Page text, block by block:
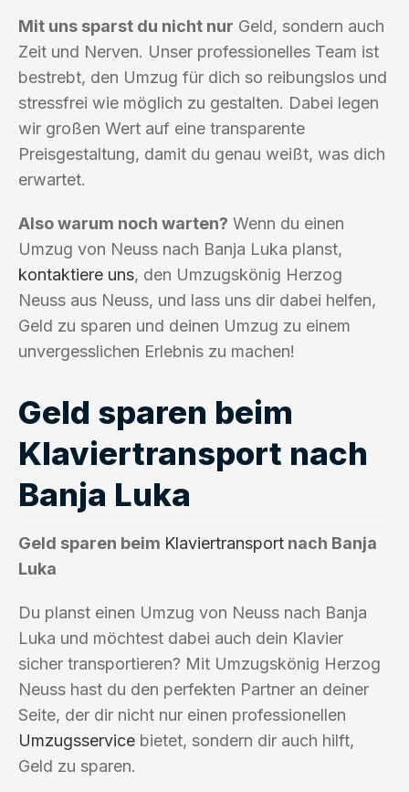
Mit uns sparst du nicht nur Geld, sondern auch
Zeit und Nerven. Unser professionelles Team ist
bestrebt, den Umzug für dich so reibungslos und
stressfrei wie möglich zu gestalten. Dabei legen
wir großen Wert auf eine transparente
Preisgestaltung, damit du genau weißt, was dich
erwartet.
Also warum noch warten? Wenn du einen
Umzug von Neuss nach Banja Luka planst,
kontaktiere uns, den Umzugskönig Herzog
Neuss aus Neuss, und lass uns dir dabei helfen,
Geld zu sparen und deinen Umzug zu einem
unvergesslichen Erlebnis zu machen!
Geld sparen beim
Klaviertransport nach
Banja Luka
Geld sparen beim Klaviertransport nach Banja
Luka
Du planst einen Umzug von Neuss nach Banja
Luka und möchtest dabei auch dein Klavier
sicher transportieren? Mit Umzugskönig Herzog
Neuss hast du den perfekten Partner an deiner
Seite, der dir nicht nur einen professionellen
Umzugsservice bietet, sondern dir auch hilft,
Geld zu sparen.